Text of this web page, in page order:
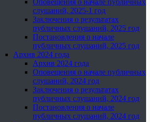
Оповещения о начале публичных
слушаний, 2025-1 год
Заключения о результатах
публичных слушаний, 2025 год
Постановления о начале
публичных слушаний, 2025 год
Архив 2024 года
Архив 2024 года
Оповещения о начале публичных
слушаний, 2024 год
Заключения о результатах
публичных слушаний, 2024 год
Постановления о начале
публичных слушаний, 2024 год